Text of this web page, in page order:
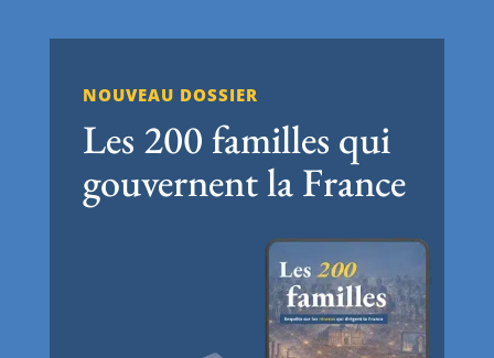
NOUVEAU DOSSIER
Les 200 familles qui
gouvernent la France